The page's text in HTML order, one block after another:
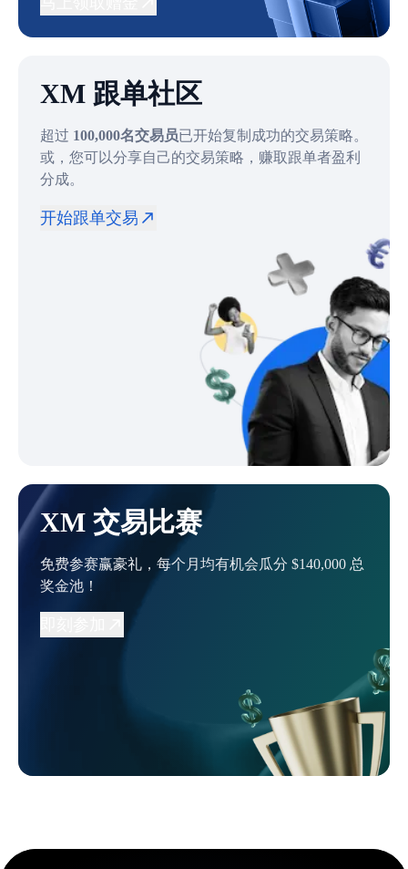
XM 交易比赛
免费参赛赢豪礼，每个月均有机会瓜分 $140,000 总
奖金池！
XM 跟单社区
超过 100,000名交易员已开始复制成功的交易策略。
或，您可以分享自己的交易策略，赚取跟单者盈利
分成。
开始跟单交易
41